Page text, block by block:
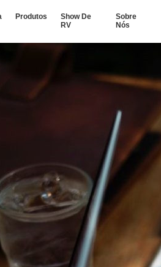
Produtos
Show De
RV
Sobre
Nós